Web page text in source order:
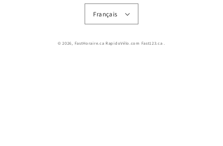
Français
© 2026, FastHoraire.ca RapidoVélo.com Fast123.ca .